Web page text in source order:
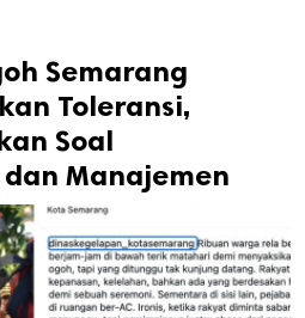
Semarang
Toleransi,
Soal
Manajemen